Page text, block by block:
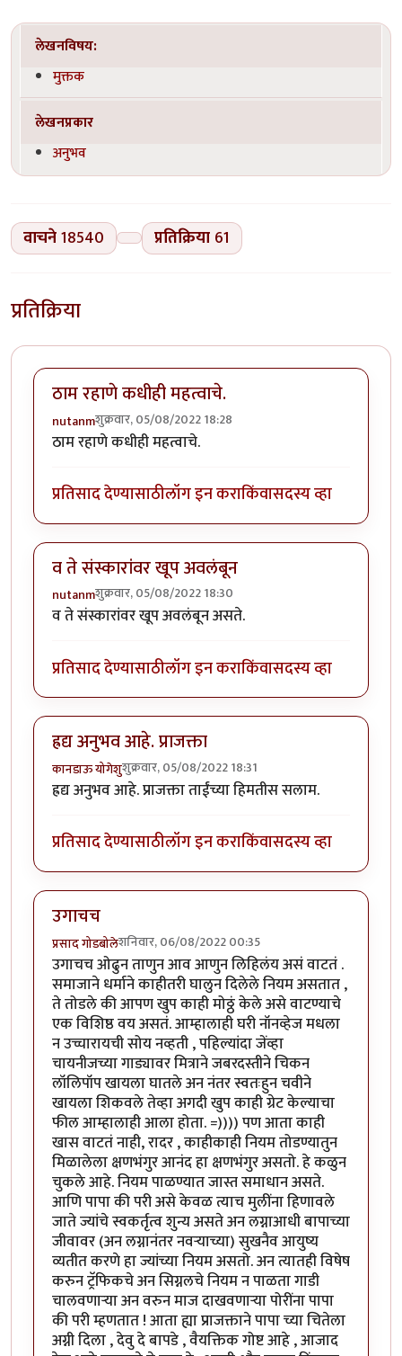
लेखनविषय:
मुक्तक
लेखनप्रकार
अनुभव
वाचने18540 प्रतिक्रिया 61
प्रतिक्रिया
ठाम रहाणे कधीही महत्वाचे.
nutanmशुक्रवार, 05/08/2022 18:28
ठाम रहाणे कधीही महत्वाचे.
प्रतिसाद देण्यासाठीलॉग इन कराकिंवासदस्य व्हा
व ते संस्कारांवर खूप अवलंबून
nutanmशुक्रवार, 05/08/2022 18:30
व ते संस्कारांवर खूप अवलंबून असते.
प्रतिसाद देण्यासाठीलॉग इन कराकिंवासदस्य व्हा
ह्रद्य अनुभव आहे. प्राजक्ता
कानडाऊ योगेशुशुक्रवार, 05/08/2022 18:31
ह्रद्य अनुभव आहे. प्राजक्ता ताईंच्या हिमतीस सलाम.
प्रतिसाद देण्यासाठीलॉग इन कराकिंवासदस्य व्हा
उगाचच
प्रसाद गोडबोलेशनिवार, 06/08/2022 00:35
उगाचच ओढुन ताणुन आव आणुन लिहिलंय असं वाटतं .
समाजाने धर्माने काहीतरी घालुन दिलेले नियम असतात ,
ते तोडले की आपण खुप काही मोठ्ठं केले असे वाटण्याचे
एक विशिष्ठ वय असतं. आम्हालाही घरी नॉनव्हेज मधला
न उच्चारायची सोय नव्हती , पहिल्यांदा जेंव्हा
चायनीजच्या गाड्यावर मित्राने जबरदस्तीने चिकन
लॉलिपॉप खायला घातले अन नंतर स्वतःहुन चवीने
खायला शिकवले तेव्हा अगदी खुप काही ग्रेट केल्याचा
फील आम्हालाही आला होता. =)))) पण आता काही
खास वाटतं नाही, रादर , काहीकाही नियम तोडण्यातुन
मिळालेला क्षणभंगुर आनंद हा क्षणभंगुर असतो. हे कळुन
चुकले आहे. नियम पाळण्यात जास्त समाधान असते.
आणि पापा की परी असे केवळ त्याच मुलींना हिणावले
जाते ज्यांचे स्वकर्तृत्व शुन्य असते अन लग्नाआधी बापाच्या
जीवावर (अन लग्नानंतर नवर्‍याच्या) सुखनैव आयुष्य
व्यतीत करणे हा ज्यांच्या नियम असतो. अन त्यातही विषेष
करुन ट्रॅफिकचे अन सिग्नलचे नियम न पाळता गाडी
चालवणार्‍या अन वरुन माज दाखवणार्‍या पोरींना पापा
की परी म्हणतात ! आता ह्या प्राजक्ताने पापा च्या चितेला
अग्नी दिला , देवु दे बापडे , वैयक्तिक गोष्ट आहे , आजाद